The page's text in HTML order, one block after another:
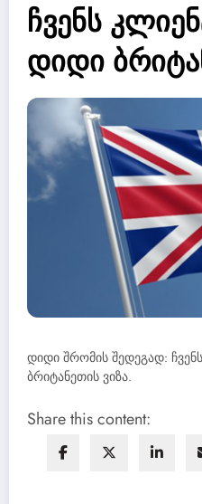
ჩვენს
დიდი
დიდი შრომის შედეგად:
ბრიტანეთის ვიზა.
Share this content: